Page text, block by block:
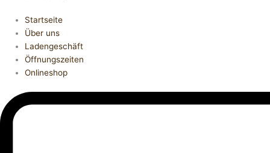
Startseite
Über uns
Ladengeschäft
Öffnungszeiten
Onlineshop